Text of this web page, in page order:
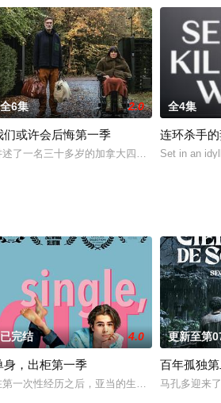
小镇上的牧师，以及一位被困在地窖中的数学
全6集 2.0
们或许会后悔第一季
述了一名三十多岁的加拿大四肢瘫痪患者搬到伦
全4集
连环杀手
Set in an
最大的挑战：执教一支乙级联赛的女子足球
已完结 4.0
身，出柜第一季
第一次性经历之后，亚当的生活永远地改变了
更新至第
百年孤独
马孔多迎来